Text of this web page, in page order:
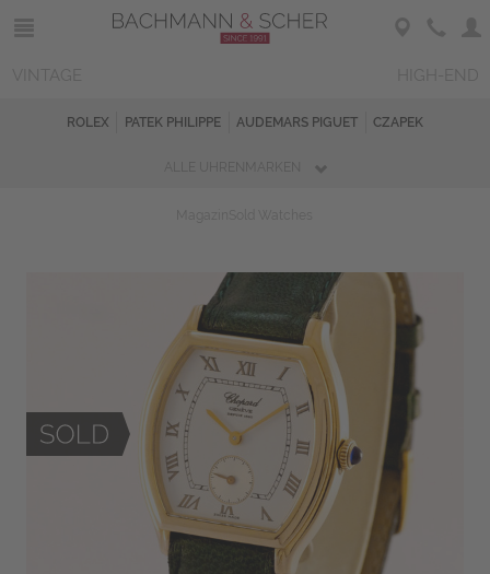
ROLEX PATEK PHILIPPE AUDEMARS PIGUET CZAPEK